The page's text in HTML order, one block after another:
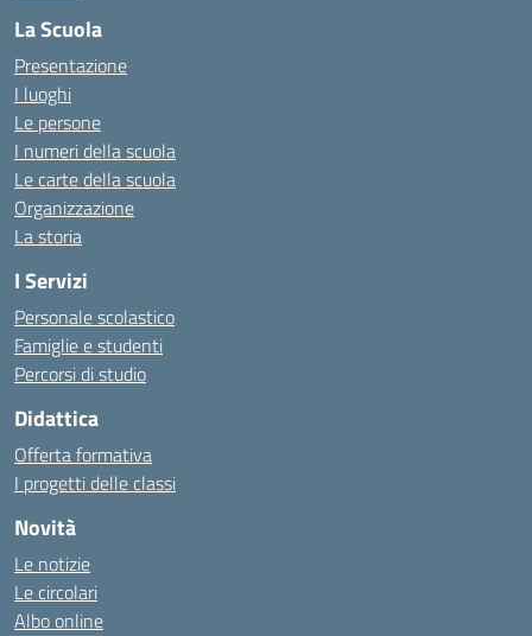
La Scuola
Presentazione
I luoghi
Le persone
I numeri della scuola
Le carte della scuola
Organizzazione
La storia
I Servizi
Personale scolastico
Famiglie e studenti
Percorsi di studio
Didattica
Offerta formativa
I progetti delle classi
Novità
Le notizie
Le circolari
Albo online